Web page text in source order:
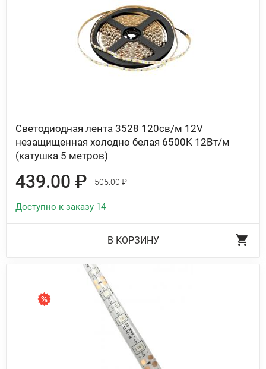
Светодиодная лента 3528 120св/м 12V
незащищенная холодно белая 6500K 12Вт/м
(катушка 5 метров)
439.00 ₽ 505.00 ₽
Доступно к заказу 14
В КОРЗИНУ